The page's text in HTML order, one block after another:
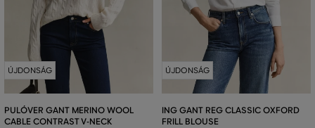
ÚJDONSÁG
PULÓVER GANT MERINO WOOL
CABLE CONTRAST V-NECK
ÚJDONSÁG
ING GANT REG CLASSIC OXFORD
FRILL BLOUSE